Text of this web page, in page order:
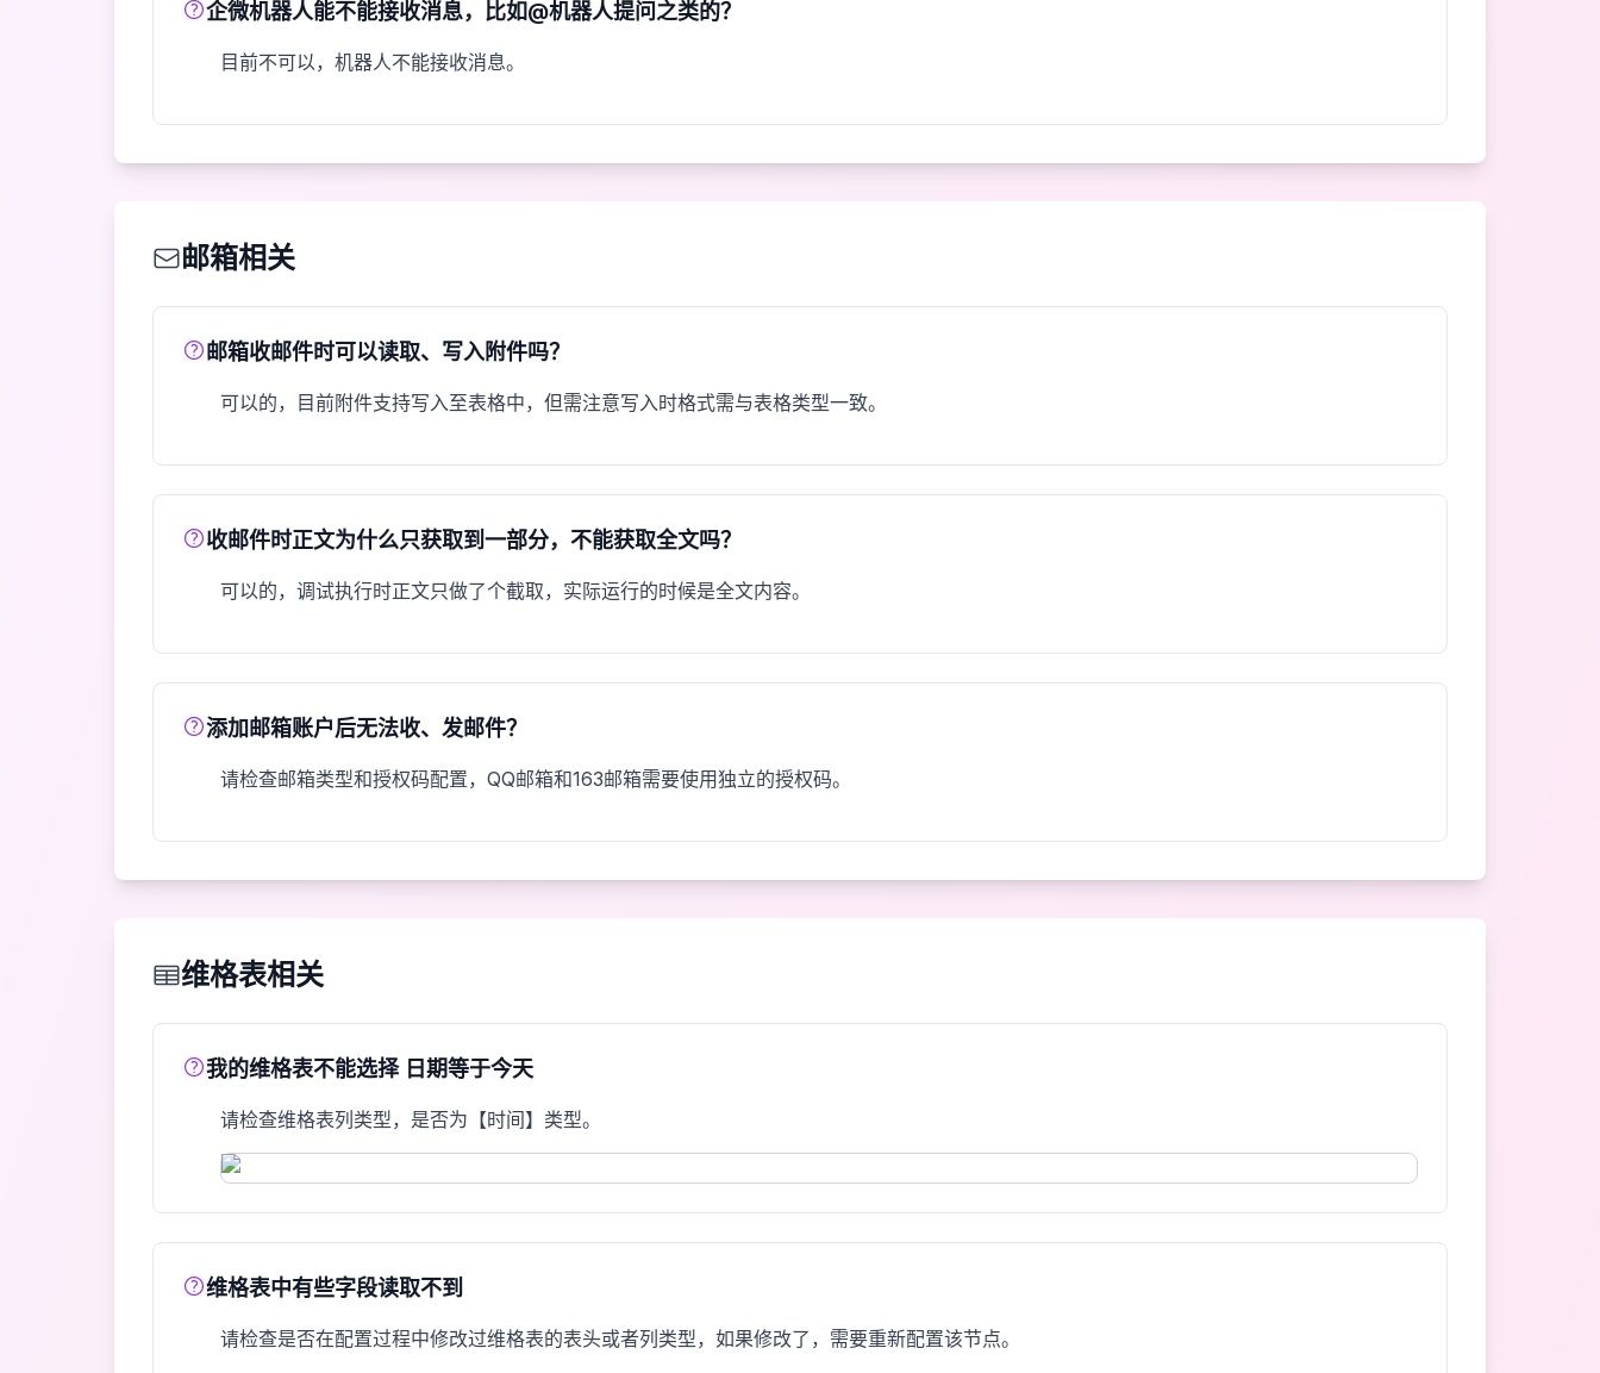
企微机器人能不能接收消息，比如@机器人提问之类的？
目前不可以，机器人不能接收消息。
邮箱相关
邮箱收邮件时可以读取、写入附件吗？
可以的，目前附件支持写入至表格中，但需注意写入时格式需与表格类型一致。
收邮件时正文为什么只获取到一部分，不能获取全文吗？
可以的，调试执行时正文只做了个截取，实际运行的时候是全文内容。
添加邮箱账户后无法收、发邮件？
请检查邮箱类型和授权码配置，QQ邮箱和163邮箱需要使用独立的授权码。
维格表相关
我的维格表不能选择 日期等于今天
请检查维格表列类型，是否为【时间】类型。
维格表中有些字段读取不到
请检查是否在配置过程中修改过维格表的表头或者列类型，如果修改了，需要重新配置该节点。